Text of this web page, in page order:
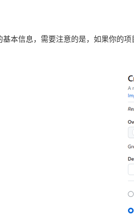
基本信息，需要注意的是，如果你的